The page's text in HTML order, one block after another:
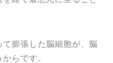
膨張した脳細胞が、脳
らです。